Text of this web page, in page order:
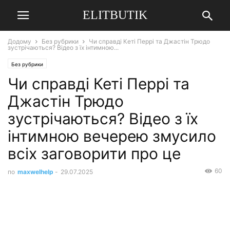
ELITBUTIK
Додому Без рубрики
Чи справді Кеті Перрі та Джастін Трюдо
зустрічаються? Відео з їх інтимною...
Без рубрики
Чи справді Кеті Перрі та
Джастін Трюдо
зустрічаються? Відео з їх
інтимною вечерею змусило
всіх заговорити про це
по maxwelhelp - 29.07.2025 60